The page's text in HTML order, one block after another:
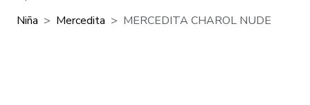
Niña Mercedita MERCEDITA CHAROL NUDE